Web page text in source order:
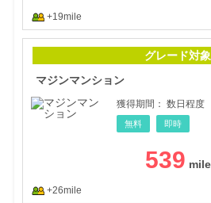
+19mile
グレード対象
マジンマンション
獲得期間： 数日程度
無料 即時
539
+26mile